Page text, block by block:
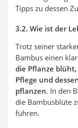
Tipps zu dessen
3.2. Wie ist der
Trotz seiner
Bambus einen
die Pflanze
Pflege und
pflanzen. In den
die Bambusblüte
führen.